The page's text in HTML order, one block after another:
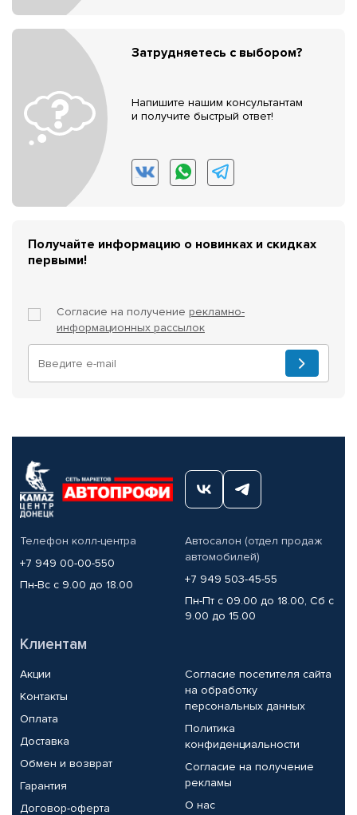
Затрудняетесь с выбором?
Напишите нашим консультантам
и получите быстрый ответ!
Получайте информацию о новинках и скидках
первыми!
Согласие на получение рекламно-
информационных рассылок
Телефон колл-центра
+7 949 00-00-550
Пн-Вс с 9.00 до 18.00
Автосалон (отдел продаж
автомобилей)
+7 949 503-45-55
Пн-Пт с 09.00 до 18.00, Сб с
9.00 до 15.00
Клиентам
Акции
Контакты
Оплата
Доставка
Обмен и возврат
Гарантия
Договор-оферта
Согласие посетителя сайта
на обработку
персональных данных
Политика
конфиденциальности
Согласие на получение
рекламы
О нас